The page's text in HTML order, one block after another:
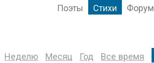
Поэты Стихи Форум
Неделю Месяц Год Все время